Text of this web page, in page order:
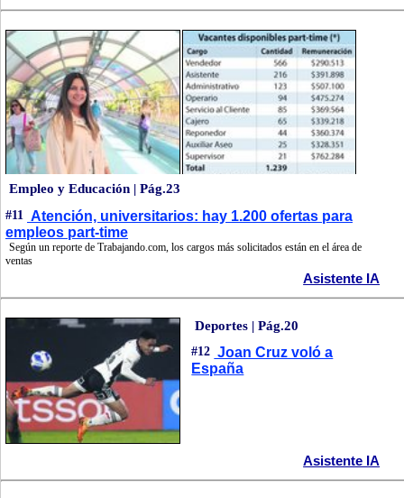
Empleo y Educación | Pág.23
#11
Atención, universitarios: hay 1.200 ofertas para
empleos part-time
Según un reporte de Trabajando.com, los cargos más solicitados están en el área de
ventas
Asistente IA
Deportes | Pág.20
#12 Joan Cruz voló a
España
Asistente IA